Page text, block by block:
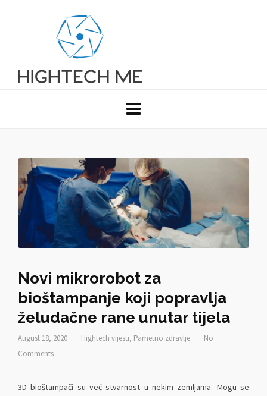
Novi mikrorobot za
bioštampanje koji popravlja
želudačne rane unutar tijela
August 18, 2020 Hightech vijesti, Pametno zdravlje
No
Comments
3D bioštampači su već stvarnost u nekim zemljama. Mogu se